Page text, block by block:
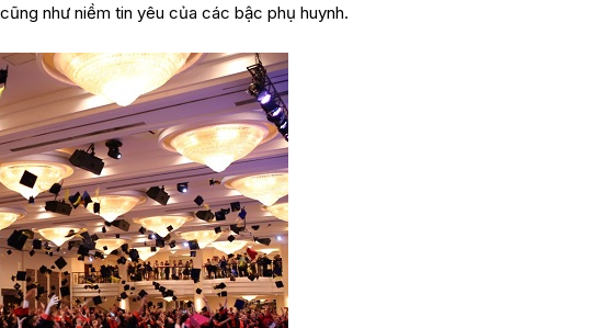
như niềm tin yêu của các bậc phụ huynh.